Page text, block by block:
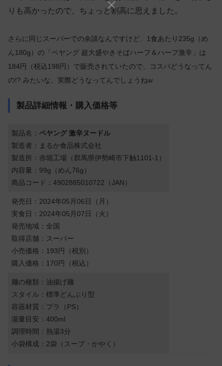
りも高かったので、ちょっと割高に思えました。
さらに同じスーパーでの余談なんですけど、1食あたり235g（め
ん180g）の「ペヤング 超大盛やきそばハーフ＆ハーフ激辛」は
184円（税込198円）で販売されていたので、コスパどうなってん
の!? みたいな。実際どうなってんでしょうねw
製品詳細情報・購入価格等
製品名：ペヤング 激辛ヌードル
製造者：まるか食品株式会社
製造所：赤堀工場（群馬県伊勢崎市下触1101-1）
内容量：99g（めん76g）
商品コード：4902885010722（JAN）
発売日：2024年05月06日（月）
実食日：2024年05月07日（火）
発売地域：全国
取得店舗：スーパー
小売価格：193円（税別）
購入価格：170円（税込）
麺の種類：油揚げ麺
スタイル：標準どんぶり型
容器材質：プラ（PS）
湯量目安：400ml
調理時間：熱湯3分
小袋構成：2袋（スープ・かやく）